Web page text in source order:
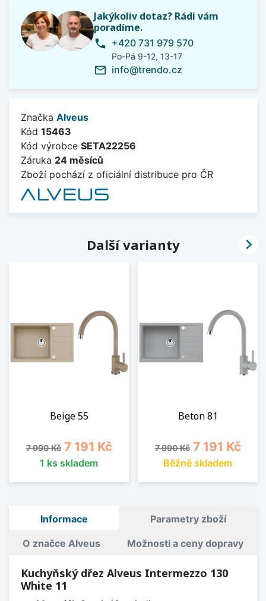
Jakýkoliv dotaz? Rádi vám
poradíme.
phone +420 731 979 570
Po-Pá 9-12, 13-17
mail_outline info@trendo.cz
Značka Alveus
Kód 15463
Kód výrobce SETA22256
Záruka 24 měsíců
Zboží pochází z oficiální distribuce pro ČR
Další varianty
Beige 55
Běžná cena
7 990 Kč Cena
7 191 Kč
1 ks skladem
Beton 81
Běžná cena
7 990 Kč Cena
7 191 Kč
Běžně skladem

Informace Parametry zboží
O značce Alveus Možnosti a ceny dopravy
Kuchyňský dřez Alveus Intermezzo 130
White 11